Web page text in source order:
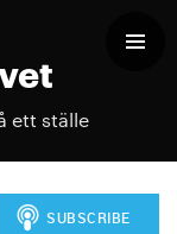
ett ställe